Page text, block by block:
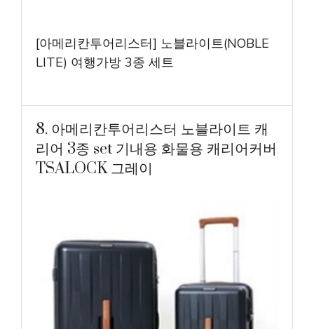
[아메리칸투어리스터] 노블라이트(NOBLE
LITE) 여행가방 3종 세트
8. 아메리칸투어리스터 노블라이트 캐
리어 3종 set 기내용 화물용 캐리어커버
TSALOCK 그레이